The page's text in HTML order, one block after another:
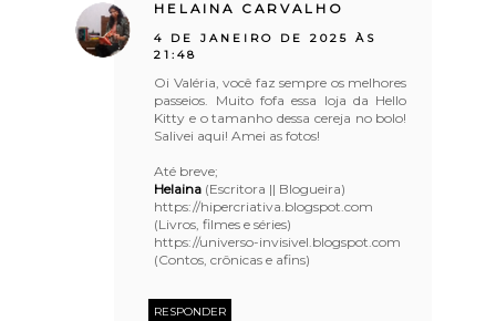
HELAINA CARVALHO
4 DE JANEIRO DE 2025 ÀS
21:48
Oi Valéria, você faz sempre os melhores
passeios. Muito fofa essa loja da Hello
Kitty e o tamanho dessa cereja no bolo!
Salivei aqui! Amei as fotos!
Até breve;
Helaina (Escritora || Blogueira)
https://hipercriativa.blogspot.com
(Livros, filmes e séries)
https://universo-invisivel.blogspot.com
(Contos, crônicas e afins)
RESPONDER